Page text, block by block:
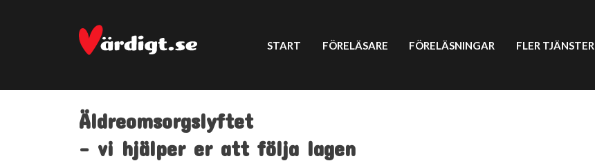
START FÖRELÄSARE FÖRELÄSNINGAR FLER TJÄNSTER
Äldreomsorgslyftet
- vi hjälper er att följa lagen